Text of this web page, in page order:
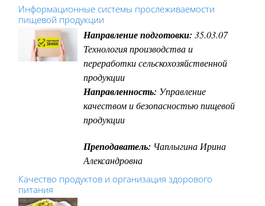
Информационные системы прослеживаемости
пищевой продукции
Направление подготовки: 35.03.07
Технология производства и
переработки сельскохозяйственной
продукции
Направленность: Управление
качеством и безопасностью пищевой
продукции
Преподаватель: Чаплыгина Ирина
Александровна
Качество продуктов и организация здорового
питания